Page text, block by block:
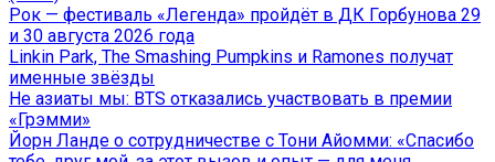
Рок — фестиваль «Легенда» пройдёт в ДК Горбунова 29
и 30 августа 2026 года
Linkin Park, The Smashing Pumpkins и Ramones получат
именные звёзды
Не азиаты мы: BTS отказались участвовать в премии
«Грэмми»
Йорн Ланде о сотрудничестве с Тони Айомми: «Спасибо